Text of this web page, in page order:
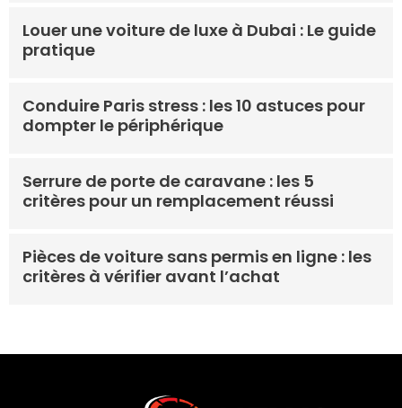
Louer une voiture de luxe à Dubai : Le guide
pratique
Conduire Paris stress : les 10 astuces pour
dompter le périphérique
Serrure de porte de caravane : les 5
critères pour un remplacement réussi
Pièces de voiture sans permis en ligne : les
critères à vérifier avant l’achat